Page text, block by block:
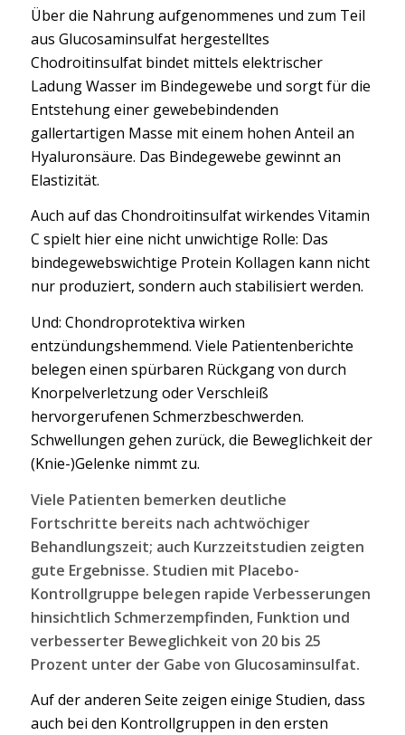
Über die Nahrung aufgenommenes und zum Teil
aus Glucosaminsulfat hergestelltes
Chodroitinsulfat bindet mittels elektrischer
Ladung Wasser im Bindegewebe und sorgt für die
Entstehung einer gewebebindenden
gallertartigen Masse mit einem hohen Anteil an
Hyaluronsäure. Das Bindegewebe gewinnt an
Elastizität.
Auch auf das Chondroitinsulfat wirkendes Vitamin
C spielt hier eine nicht unwichtige Rolle: Das
bindegewebswichtige Protein Kollagen kann nicht
nur produziert, sondern auch stabilisiert werden.
Und: Chondroprotektiva wirken
entzündungshemmend. Viele Patientenberichte
belegen einen spürbaren Rückgang von durch
Knorpelverletzung oder Verschleiß
hervorgerufenen Schmerzbeschwerden.
Schwellungen gehen zurück, die Beweglichkeit der
(Knie-)Gelenke nimmt zu.
Viele Patienten bemerken deutliche
Fortschritte bereits nach achtwöchiger
Behandlungszeit; auch Kurzzeitstudien zeigten
gute Ergebnisse. Studien mit Placebo-
Kontrollgruppe belegen rapide Verbesserungen
hinsichtlich Schmerzempfinden, Funktion und
verbesserter Beweglichkeit von 20 bis 25
Prozent unter der Gabe von Glucosaminsulfat.
Auf der anderen Seite zeigen einige Studien, dass
auch bei den Kontrollgruppen in den ersten